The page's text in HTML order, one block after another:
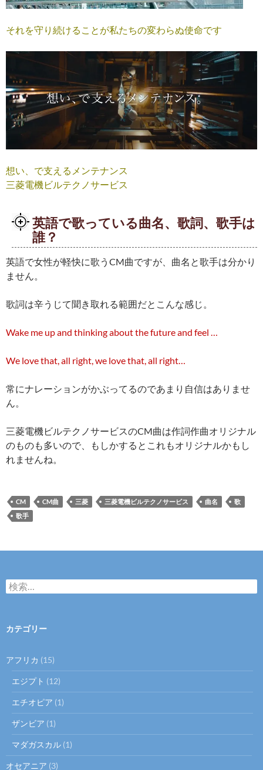
それを守り続けることが私たちの変わらぬ使命です
想い、で支えるメンテナンス
三菱電機ビルテクノサービス
英語で歌っている曲名、歌詞、歌手は
誰？
英語で女性が軽快に歌うCM曲ですが、曲名と歌手は分かり
ません。
歌詞は辛うじて聞き取れる範囲だとこんな感じ。
Wake me up and thinking about the future and feel …
We love that, all right, we love that, all right…
常にナレーションがかぶってるのであまり自信はありませ
ん。
三菱電機ビルテクノサービスのCM曲は作詞作曲オリジナル
のものも多いので、もしかするとこれもオリジナルかもし
れませんね。
CM CM曲 三菱 三菱電機ビルテクノサービス 曲名
歌
歌手
検
索:
カテゴリー
アフリカ (15)
エジプト (12)
エチオピア (1)
ザンビア (1)
マダガスカル (1)
オセアニア (3)